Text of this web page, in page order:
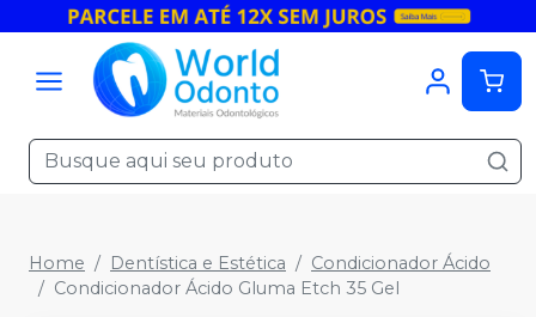
Home Dentística e Estética
Condicionador Ácido
Condicionador Ácido Gluma Etch 35 Gel